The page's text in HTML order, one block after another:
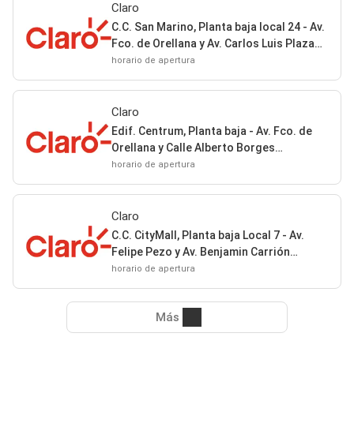
Claro
C.C. San Marino, Planta baja local 24 - Av.
Fco. de Orellana y Av. Carlos Luis Plaza
Dañín Guayaquil
horario de apertura
Claro
Edif. Centrum, Planta baja - Av. Fco. de
Orellana y Calle Alberto Borges
Guayaquil
horario de apertura
Claro
C.C. CityMall, Planta baja Local 7 - Av.
Felipe Pezo y Av. Benjamin Carrión
Guayaquil
horario de apertura
Más